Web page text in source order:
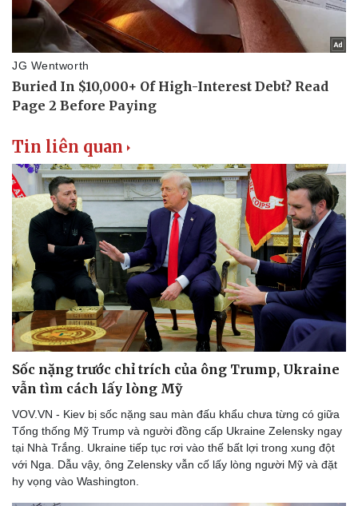
Thể thao
Tin liên quan
Sốc nặng trước chỉ trích của ông Trump, Ukraine
vẫn tìm cách lấy lòng Mỹ
VOV.VN - Kiev bị sốc nặng sau màn đấu khẩu chưa từng có giữa
Tổng thống Mỹ Trump và người đồng cấp Ukraine Zelensky ngay
tại Nhà Trắng. Ukraine tiếp tục rơi vào thế bất lợi trong xung đột
với Nga. Dẫu vậy, ông Zelensky vẫn cố lấy lòng người Mỹ và đặt
hy vọng vào Washington.